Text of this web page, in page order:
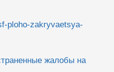
ploho-zakryvaetsya-
жалобы на